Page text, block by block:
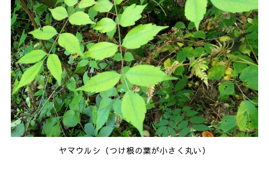
ヤマウルシ（つけ根の葉が小さく丸い）